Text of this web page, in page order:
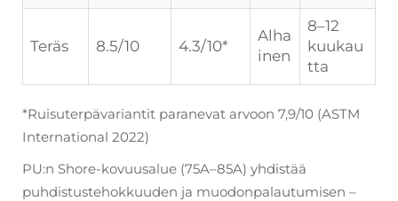
Teräs 8.5/10 4.3/10*
Alha
inen
8–12
kuukau
tta
*Ruisuterpävariantit paranevat arvoon 7,9/10 (ASTM
International 2022)
PU:n Shore-kovuusalue (75A–85A) yhdistää
puhdistustehokkuuden ja muodonpalautumisen –